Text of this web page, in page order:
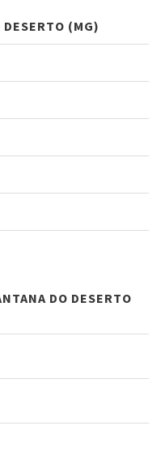
DESERTO (MG)
DO DESERTO